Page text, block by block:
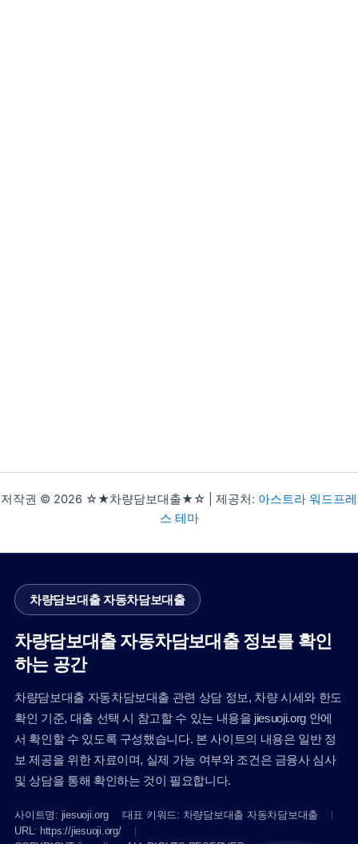
저작권 © 2026 ☆★차량담보대출★☆ | 제공처: 아스트라 워드프레
스 테마
차량담보대출 자동차담보대출
차량담보대출 자동차담보대출 정보를 확인
하는 공간
차량담보대출 자동차담보대출 관련 상담 정보, 차량 시세와 한도
확인 기준, 대출 선택 시 참고할 수 있는 내용을 jiesuoji.org 안에
서 확인할 수 있도록 구성했습니다. 본 사이트의 내용은 일반 정
보 제공을 위한 자료이며, 실제 가능 여부와 조건은 금융사 심사
및 상담을 통해 확인하는 것이 필요합니다.
사이트명: jiesuoji.org
대표 키워드: 차량담보대출 자동차담보대출
URL: https://jiesuoji.org/